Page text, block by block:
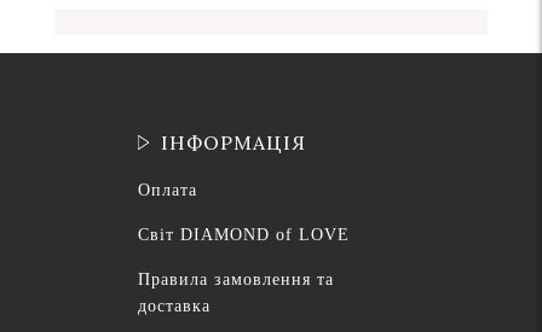
ІНФОРМАЦІЯ
Оплата
Світ DIAMOND of LOVE
Правила замовлення та
доставка